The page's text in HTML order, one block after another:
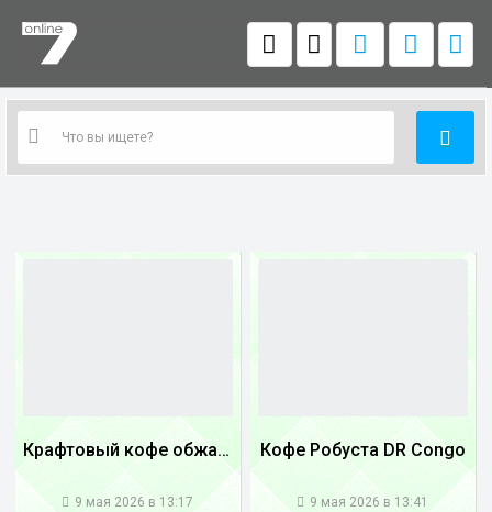
Крафтовый кофе обжареный купаж арабики 3...
9 мая 2026 в 13:17
Кофе Робуста DR Congo
9 мая 2026 в 13:41